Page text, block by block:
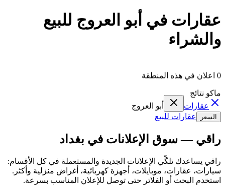
عقارات في أبو العروج للبيع
والشراء
0 اعلان في هذه المنطقة
ماكو نتائج
عقارات
أبو العروج
السعر عقارات للبيع
راقي — سوق الإعلانات في بغداد
راقي يساعدك تلگّي الإعلانات الجديدة والمستعملة في كل الأقسام:
سيارات، عقارات، موبايلات، أجهزة كهربائية، أغراض منزلية وأكثر.
استخدم البحث أو الفلاتر حتى توصل للإعلان المناسب بسرعة.